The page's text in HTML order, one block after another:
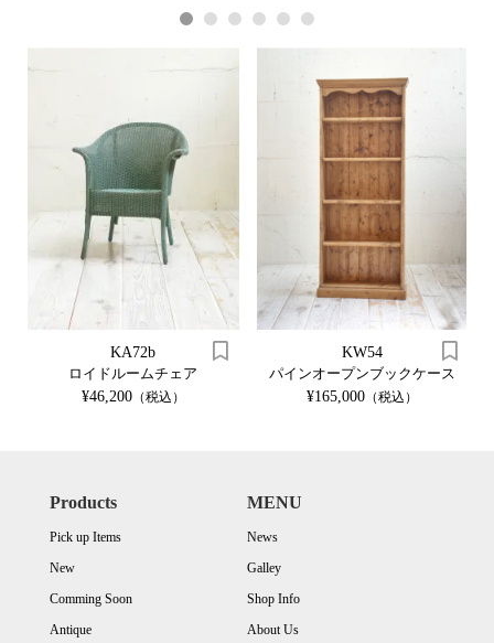
KA72b
ロイドルームチェア
¥46,200（税込）
KW54
パインオープンブックケース
¥165,000 （税込）
1 2 3 4 5 6
Products
Pick up Items
New
Comming Soon
Antique
MENU
News
Galley
Shop Info
About Us